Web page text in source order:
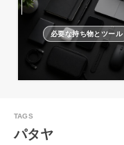
必要な持ち物とツール
パタヤ